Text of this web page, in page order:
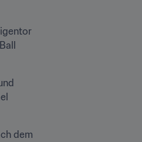
dem